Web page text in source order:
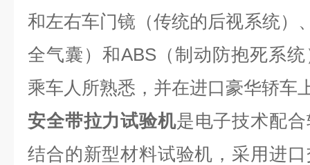
和左右车门镜（传统的后视系统）
全气囊）和ABS（制动防抱死系
乘车人所熟悉，并在进口豪华轿车
安全带拉力试验机是电子技术配
结合的新型材料试验机，采用进